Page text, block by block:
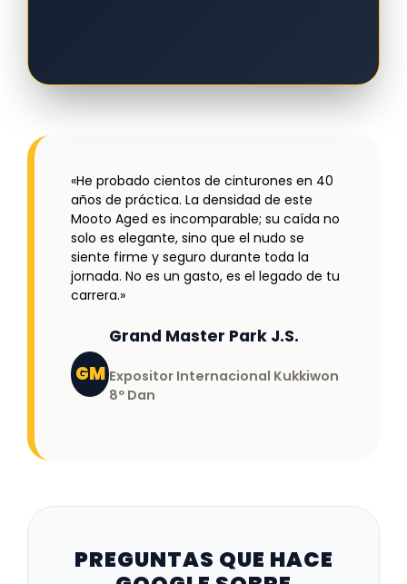
«He probado cientos de cinturones en 40
años de práctica. La densidad de este
Mooto Aged es incomparable; su caída no
solo es elegante, sino que el nudo se
siente firme y seguro durante toda la
jornada. No es un gasto, es el legado de tu
carrera.»
GM
Grand Master Park J.S.
Expositor Internacional Kukkiwon
8º Dan
PREGUNTAS QUE HACE